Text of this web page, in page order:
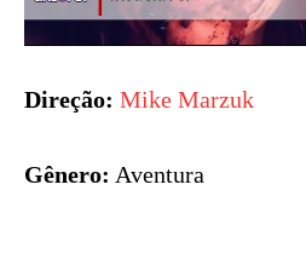
Direção: Mike Marzuk
Gênero: Aventura